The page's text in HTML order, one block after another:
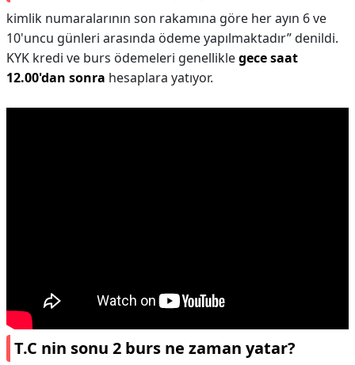
kimlik numaralarının son rakamına göre her ayın 6 ve
10'uncu günleri arasında ödeme yapılmaktadır” denildi.
KYK kredi ve burs ödemeleri genelliklegece saat
12.00'dan sonra hesaplara yatıyor.
T.C nin sonu 2 burs ne zaman yatar?